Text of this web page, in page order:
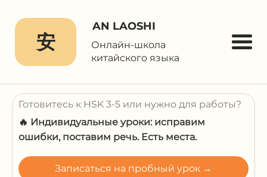
安
AN LAOSHI
Онлайн-школа
китайского языка
Готовитесь к HSK 3-5 или нужно для работы?
🔥 Индивидуальные уроки: исправим
ошибки, поставим речь. Есть места.
Записаться на пробный урок →